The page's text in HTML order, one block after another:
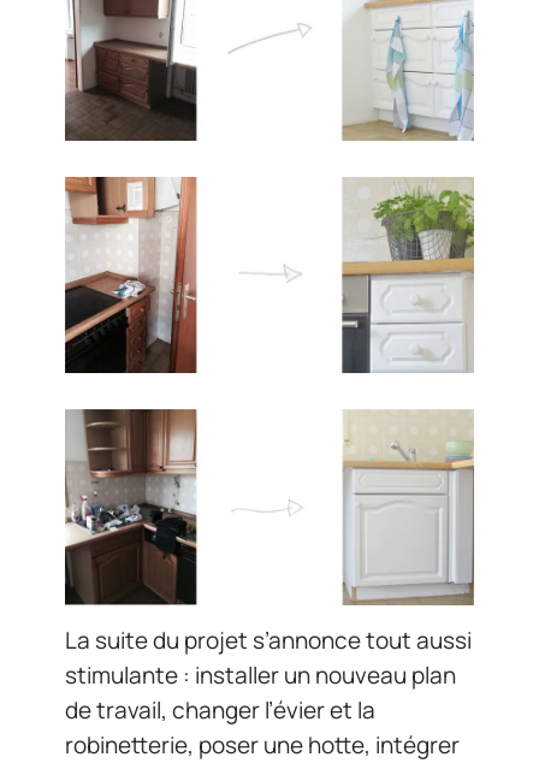
La suite du projet s’annonce tout aussi
stimulante : installer un nouveau plan
de travail, changer l’évier et la
robinetterie, poser une hotte, intégrer